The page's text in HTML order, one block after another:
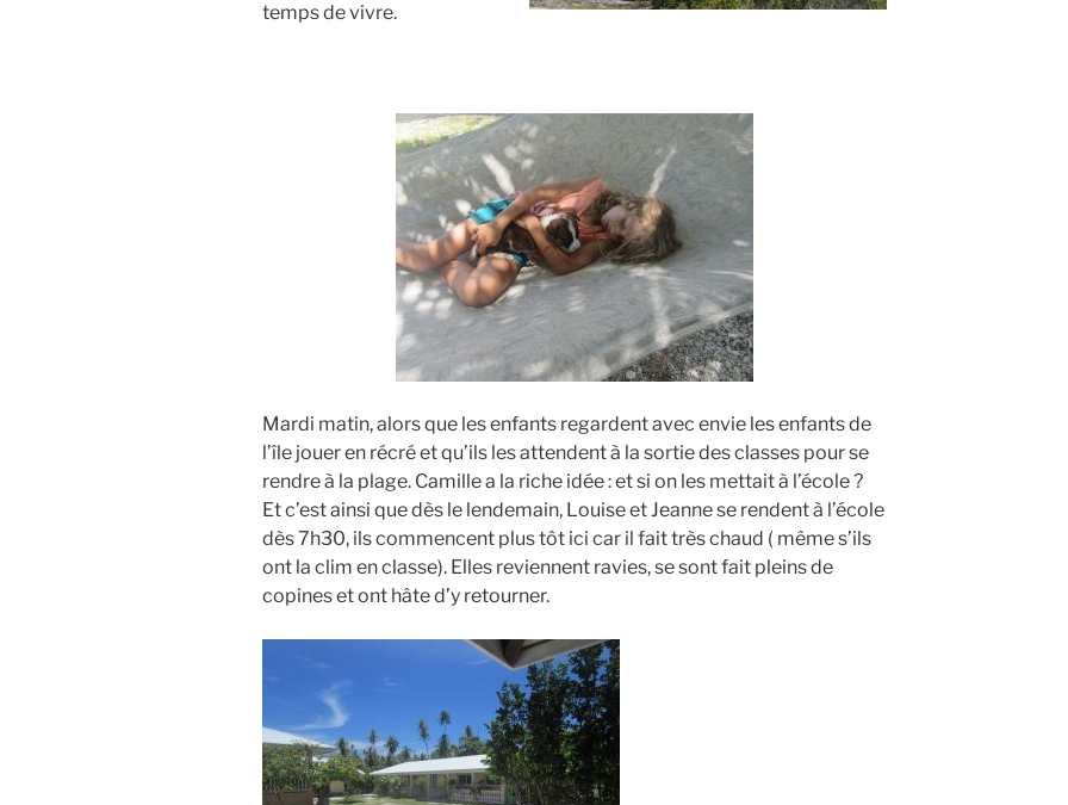
temps de vivre.
Mardi matin, alors que les enfants regardent avec envie les enfants de
l’île jouer en récré et qu’ils les attendent à la sortie des classes pour se
rendre à la plage. Camille a la riche idée : et si on les mettait à l’école ?
Et c’est ainsi que dès le lendemain, Louise et Jeanne se rendent à l’école
dès 7h30, ils commencent plus tôt ici car il fait très chaud ( même s’ils
ont la clim en classe). Elles reviennent ravies, se sont fait pleins de
copines et ont hâte d’y retourner.